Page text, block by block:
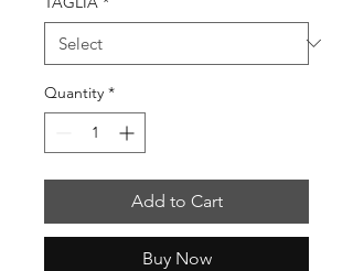
Quantity *
Add to Cart
Buy Now